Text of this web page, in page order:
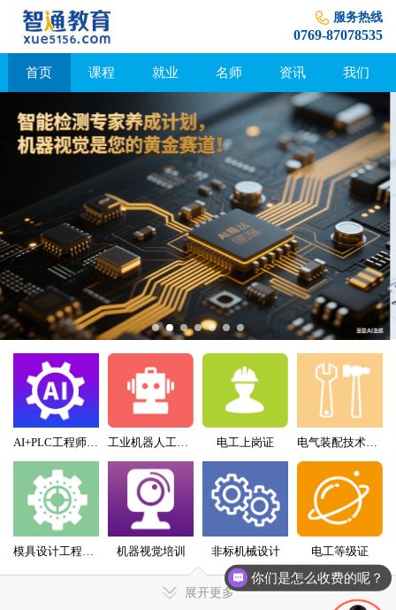
服务热线
0769-87078535
首页 课程 就业 名师 资讯 我们
AI+PLC工程师实战班 工业机器人工程师班 电工上岗证 电气装配技术员（配盘）特训班
机器视觉培训 非标机械设计 电工等级证
展开更多
你们是怎么收费的呢？